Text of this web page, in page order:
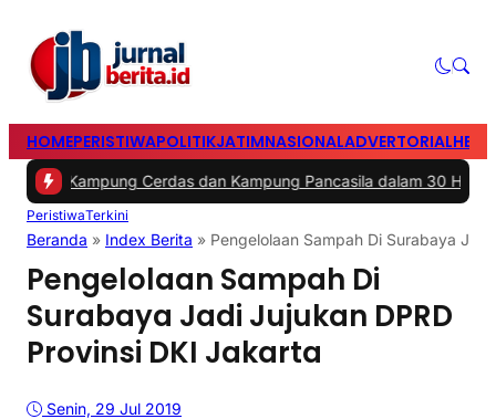
HOMEPERISTIWAPOLITIKJATIMNASIONALADVERTORIAL
Cerdas dan Kampung Pancasila dalam 30 Hari|#3 -Mewakili
PeristiwaTerkini
Beranda » Index Berita » Pengelolaan Sampah Di Surabaya
Pengelolaan Sampah Di
Surabaya Jadi Jujukan DPRD
Provinsi DKI Jakarta
Senin, 29 Jul 2019